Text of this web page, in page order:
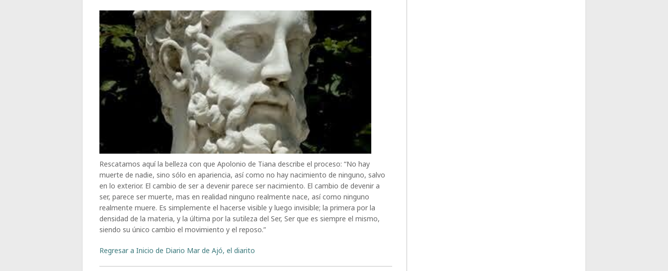
Rescatamos aquí la belleza con que Apolonio de Tiana describe el proceso: “No hay
muerte de nadie, sino sólo en apariencia, así como no hay nacimiento de ninguno, salvo
en lo exterior. El cambio de ser a devenir parece ser nacimiento. El cambio de devenir a
ser, parece ser muerte, mas en realidad ninguno realmente nace, así como ninguno
realmente muere. Es simplemente el hacerse visible y luego invisible; la primera por la
densidad de la materia, y la última por la sutileza del Ser, Ser que es siempre el mismo,
siendo su único cambio el movimiento y el reposo.”
Regresar a Inicio de Diario Mar de Ajó, el diarito